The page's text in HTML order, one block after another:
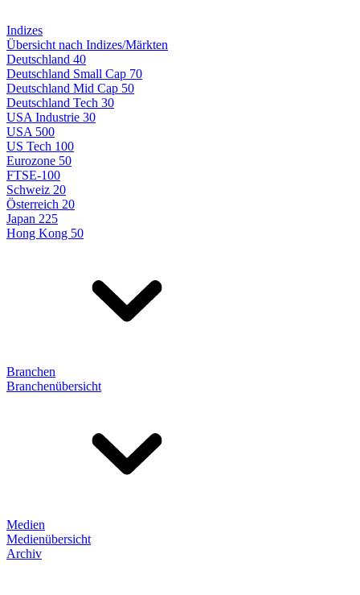
Indizes
Übersicht nach Indizes/Märkten
Deutschland 40
Deutschland Small Cap 70
Deutschland Mid Cap 50
Deutschland Tech 30
USA Industrie 30
USA 500
US Tech 100
Eurozone 50
FTSE-100
Schweiz 20
Österreich 20
Japan 225
Hong Kong 50
Branchen
Branchenübersicht
Medien
Medienübersicht
Archiv